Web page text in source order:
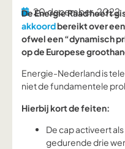
20 december, 2022
De Energie Raad heeft
akkoordbereikt over
ofwel een “dynamisch
op de Europese
Energie-Nederland is
niet de fundamentele
Hierbij kort de feiten:
De cap activeert
gedurende drie